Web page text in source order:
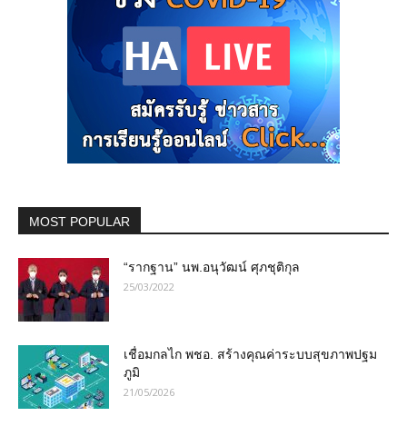
MOST POPULAR
“รากฐาน” นพ.อนุวัฒน์ ศุภชุติกุล
25/03/2022
เชื่อมกลไก พชอ. สร้างคุณค่าระบบสุขภาพปฐม
ภูมิ
21/05/2026